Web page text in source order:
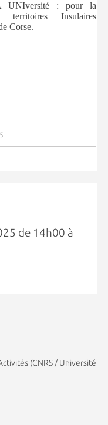
UNIversité : pour la
Insulaires
Corse.
de 14h00 à
(CNRS / Université